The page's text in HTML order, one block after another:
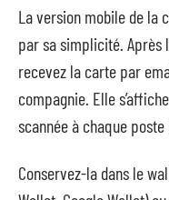
La version mobile de la
par sa simplicité. Après
recevez la carte par
compagnie. Elle
scannée à chaque poste
Conservez-la dans le